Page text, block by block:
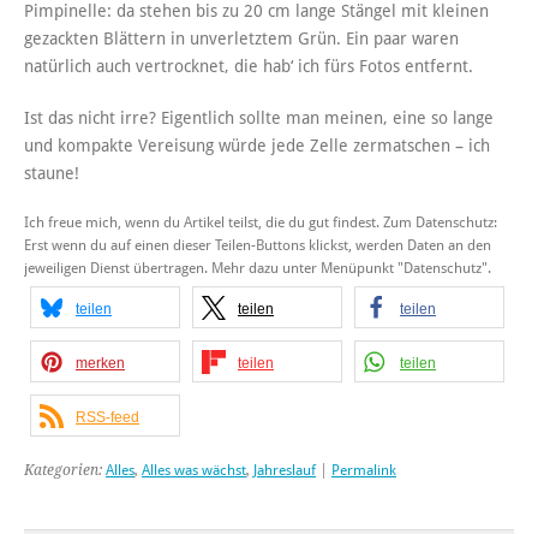
Pimpinelle: da stehen bis zu 20 cm lange Stängel mit kleinen
gezackten Blättern in unverletztem Grün. Ein paar waren
natürlich auch vertrocknet, die hab‘ ich fürs Fotos entfernt.
Ist das nicht irre? Eigentlich sollte man meinen, eine so lange
und kompakte Vereisung würde jede Zelle zermatschen – ich
staune!
Ich freue mich, wenn du Artikel teilst, die du gut findest. Zum Datenschutz:
Erst wenn du auf einen dieser Teilen-Buttons klickst, werden Daten an den
jeweiligen Dienst übertragen. Mehr dazu unter Menüpunkt "Datenschutz".
teilen teilen teilen
merken teilen teilen
RSS-feed
Kategorien: Alles, Alles was wächst, Jahreslauf| Permalink